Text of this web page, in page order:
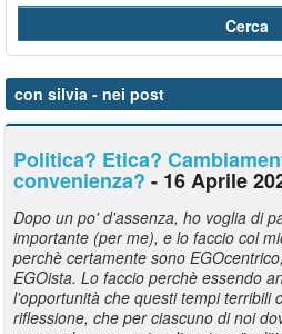
con silvia - nei post
Politica? Etica?
convenienza? - 16 Aprile
Dopo un po' d'assenza, ho voglia di
importante (per me), e lo faccio col
perchè certamente sono
EGOista. Lo faccio perchè essendo
l'opportunità che questi tempi terribili
riflessione, che per ciascuno di noi